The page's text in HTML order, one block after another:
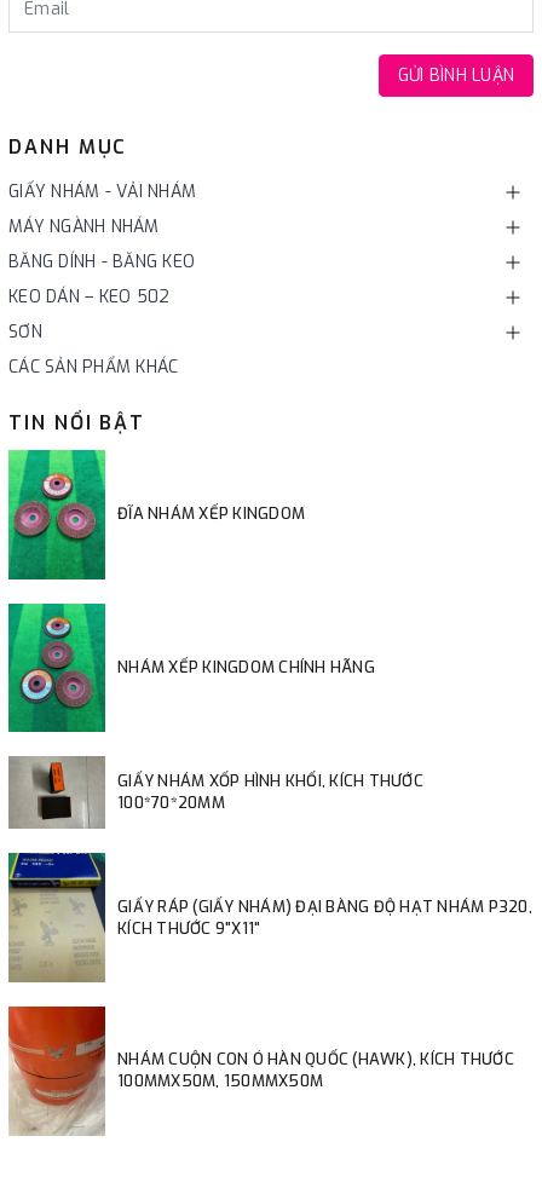
DANH MỤC
GIẤY NHÁM - VẢI NHÁM
MÁY NGÀNH NHÁM
BĂNG DÍNH - BĂNG KEO
KEO DÁN – KEO 502
SƠN
CÁC SẢN PHẨM KHÁC
TIN NỔI BẬT
ĐĨA NHÁM XẾP KINGDOM
NHÁM XẾP KINGDOM CHÍNH HÃNG
GIẤY NHÁM XỐP HÌNH KHỐI, KÍCH THƯỚC
100*70*20MM
GIẤY RÁP (GIẤY NHÁM) ĐẠI BÀNG ĐỘ HẠT NHÁM P320,
KÍCH THƯỚC 9"X11"
NHÁM CUỘN CON Ó HÀN QUỐC (HAWK), KÍCH THƯỚC
100MMX50M, 150MMX50M
GỬI BÌNH LUẬN